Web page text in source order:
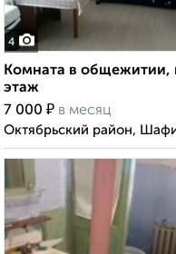
4
Комната в общежитии,
этаж
7 000 ₽ в месяц
Октябрьский район,